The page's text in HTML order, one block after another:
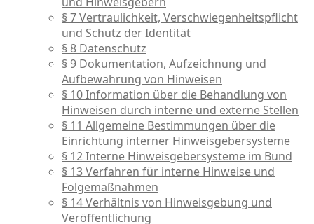
§ 7 Vertraulichkeit, Verschwiegenheitspflicht
und Schutz der Identität
§ 8 Datenschutz
§ 9 Dokumentation, Aufzeichnung und
Aufbewahrung von Hinweisen
§ 10 Information über die Behandlung von
Hinweisen durch interne und externe Stellen
§ 11 Allgemeine Bestimmungen über die
Einrichtung interner Hinweisgebersysteme
§ 12 Interne Hinweisgebersysteme im Bund
§ 13 Verfahren für interne Hinweise und
Folgemaßnahmen
§ 14 Verhältnis von Hinweisgebung und
Veröffentlichung